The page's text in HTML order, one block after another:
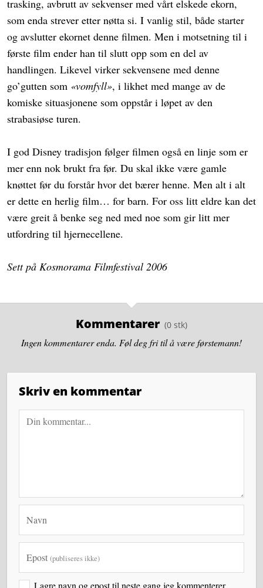
trasking, avbrutt av sekvenser med vårt elskede ekorn,
som enda strever etter nøtta si. I vanlig stil, både starter
og avslutter ekornet denne filmen. Men i motsetning til i
første film ender han til slutt opp som en del av
handlingen. Likevel virker sekvensene med denne
go’gutten som «vomfyll», i likhet med mange av de
komiske situasjonene som oppstår i løpet av den
strabasiøse turen.
I god Disney tradisjon følger filmen også en linje som er
mer enn nok brukt fra før. Du skal ikke være gamle
knøttet før du forstår hvor det bærer henne. Men alt i alt
er dette en herlig film… for barn. For oss litt eldre kan det
være greit å benke seg ned med noe som gir litt mer
utfordring til hjernecellene.
Sett på Kosmorama Filmfestival 2006
Kommentarer
Ingen kommentarer enda. Føl deg fri til å være førstemann!
Skriv en kommentar
Navn
Epost (publiseres ikke)
Lagre navn og epost til neste gang jeg kommenterer